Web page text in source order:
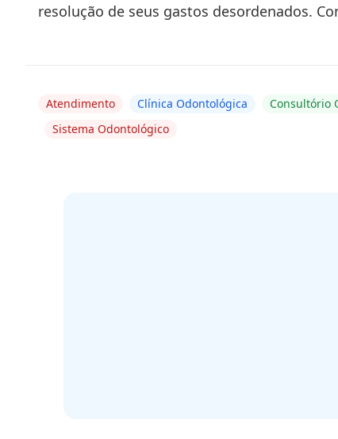
resolução de seus gastos desordenados.
Atendimento Clínica Odontológica Consultório
Sistema Odontológico